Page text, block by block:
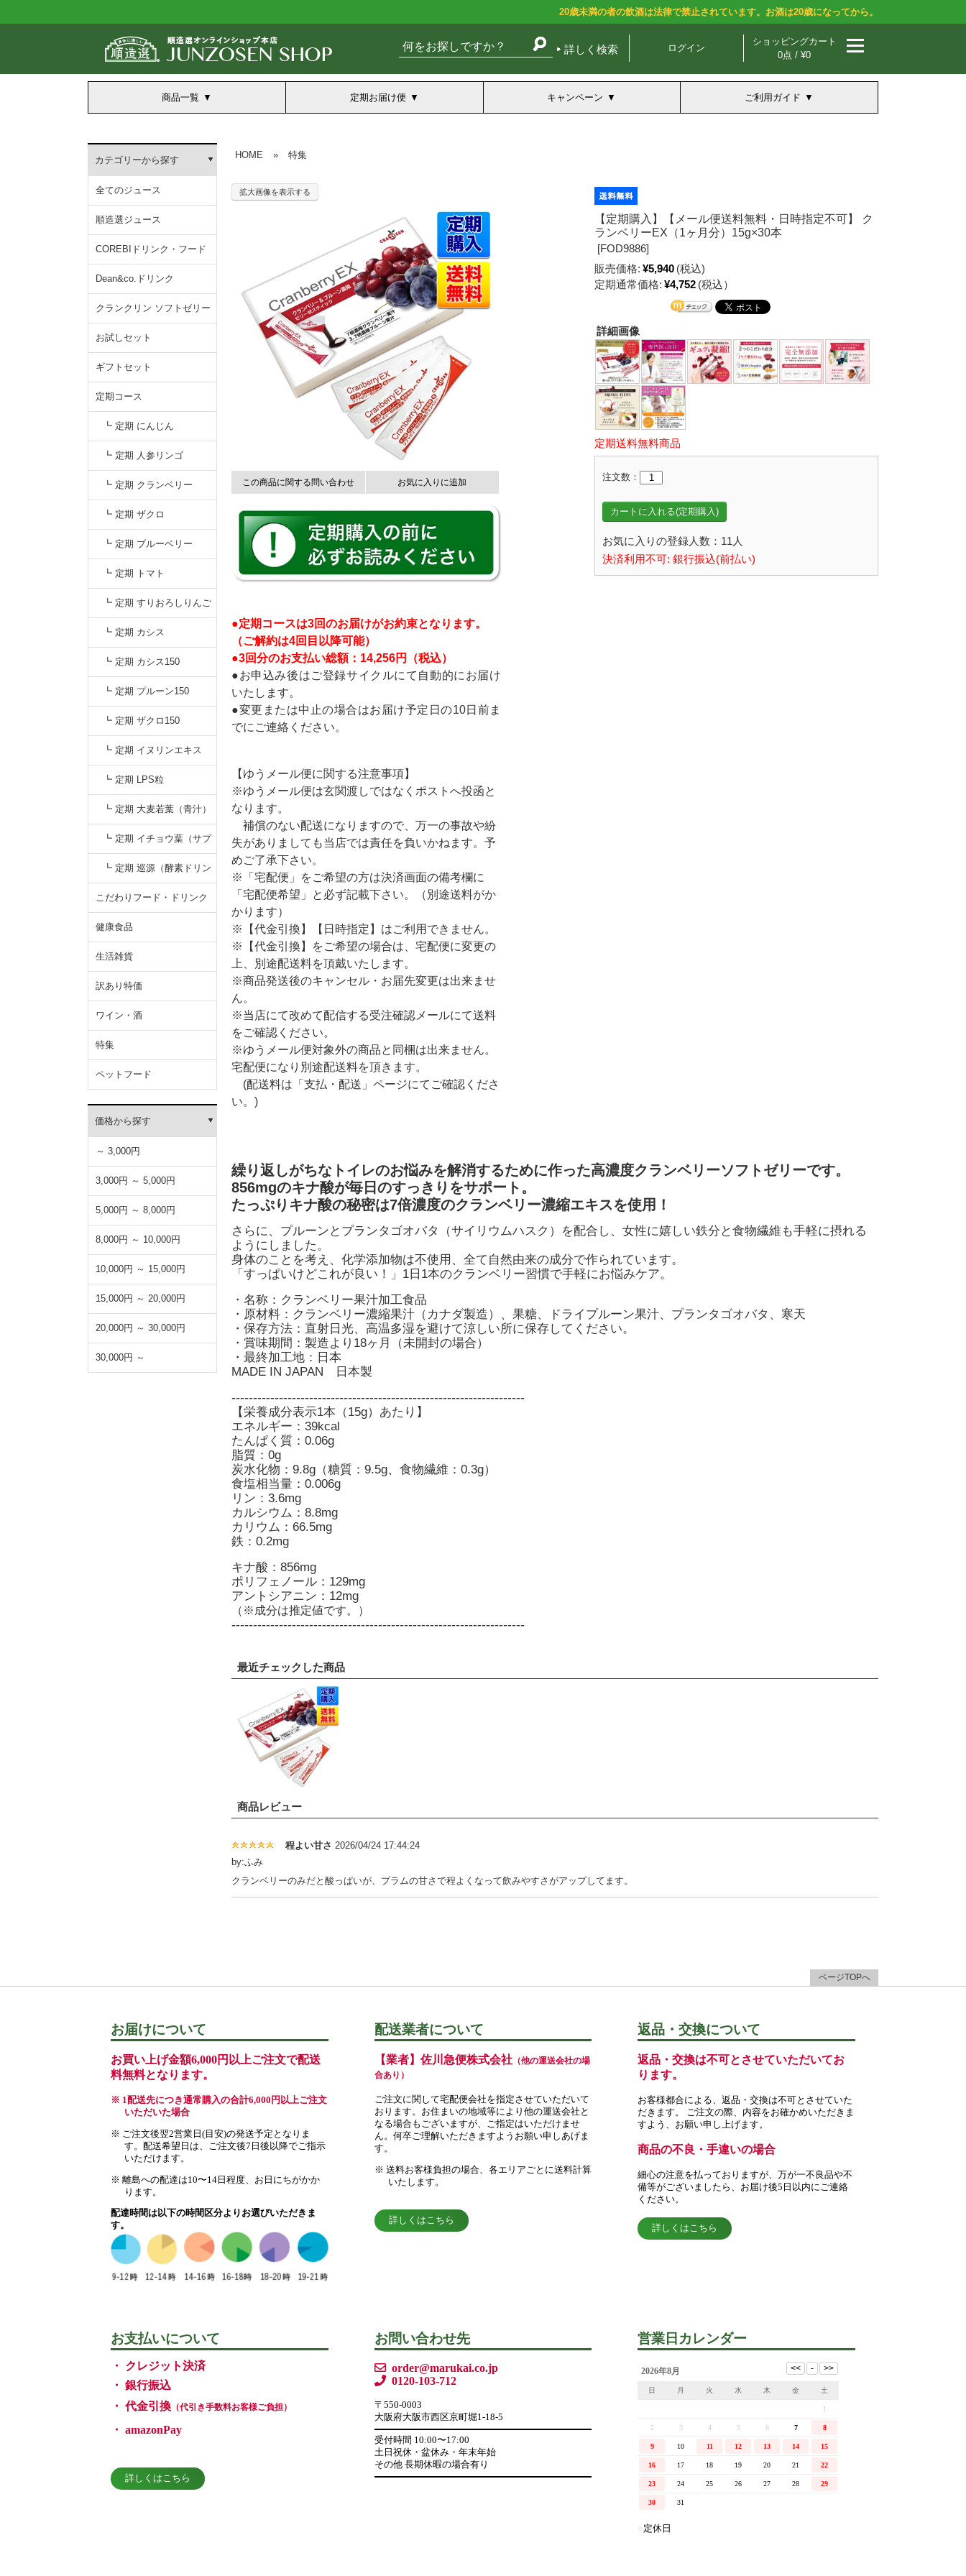
20歳未満の者の飲酒は法律で禁止されています。お酒は20歳になってから。
詳しく検索 ログイン
ショッピングカート
0点 / ¥0
商品一覧 定期お届け便 キャンペーン ご利用ガイド
カテゴリーから探す
全てのジュース
順造選ジュース
COREBIドリンク・フード
Dean&co.ドリンク
クランクリン ソフトゼリー
お試しセット
ギフトセット
定期コース
┗ 定期 にんじん
┗ 定期 人参リンゴ
┗ 定期 クランベリー
┗ 定期 ザクロ
┗ 定期 ブルーベリー
┗ 定期 トマト
┗ 定期 すりおろしりんご
汁
┗ 定期 カシス
┗ 定期 カシス150
┗ 定期 プルーン150
┗ 定期 ザクロ150
┗ 定期 イヌリンエキス
┗ 定期 LPS粒
┗ 定期 大麦若葉（青汁）
┗ 定期 イチョウ葉（サプ
リ）
┗ 定期 巡源（酵素ドリン
ク）
こだわりフード・ドリンク
健康食品
生活雑貨
訳あり特価
ワイン・酒
特集
ペットフード
価格から探す
～ 3,000円
3,000円 ～ 5,000円
5,000円 ～ 8,000円
8,000円 ～ 10,000円
10,000円 ～ 15,000円
15,000円 ～ 20,000円
20,000円 ～ 30,000円
30,000円 ～
HOME » 特集
拡大画像を表示する
この商品に関する問い合わせ お気に入りに追加
●定期コースは3回のお届けがお約束となります。
（ご解約は4回目以降可能）
●3回分のお支払い総額：14,256円（税込）
●お申込み後はご登録サイクルにて自動的にお届け
いたします。
●変更または中止の場合はお届け予定日の10日前ま
でにご連絡ください。
【ゆうメール便に関する注意事項】
※ゆうメール便は玄関渡しではなくポストへ投函と
なります。
補償のない配送になりますので、万一の事故や紛
失がありましても当店では責任を負いかねます。予
めご了承下さい。
※「宅配便」をご希望の方は決済画面の備考欄に
「宅配便希望」と必ず記載下さい。（別途送料がか
かります）
※【代金引換】【日時指定】はご利用できません。
※【代金引換】をご希望の場合は、宅配便に変更の
上、別途配送料を頂戴いたします。
※商品発送後のキャンセル・お届先変更は出来ませ
ん。
※当店にて改めて配信する受注確認メールにて送料
をご確認ください。
※ゆうメール便対象外の商品と同梱は出来ません。
宅配便になり別途配送料を頂きます。
(配送料は「支払・配送」ページにてご確認くださ
い。)
【定期購入】【メール便送料無料・日時指定不可】 ク
ランベリーEX（1ヶ月分）15g×30本
[FOD9886]
販売価格: ¥5,940 (税込)
定期通常価格: ¥4,752 (税込）
詳細画像
定期送料無料商品
注文数：
カートに入れる(定期購入)
お気に入りの登録人数：11人
決済利用不可: 銀行振込(前払い)
繰り返しがちなトイレのお悩みを解消するために作った高濃度クランベリーソフトゼリーです。
856mgのキナ酸が毎日のすっきりをサポート。
たっぷりキナ酸の秘密は7倍濃度のクランベリー濃縮エキスを使用！
さらに、プルーンとプランタゴオバタ（サイリウムハスク）を配合し、女性に嬉しい鉄分と食物繊維も手軽に摂れる
ようにしました。
身体のことを考え、化学添加物は不使用、全て自然由来の成分で作られています。
「すっぱいけどこれが良い！」1日1本のクランベリー習慣で手軽にお悩みケア。
・名称：クランベリー果汁加工食品
・原材料：クランベリー濃縮果汁（カナダ製造）、果糖、ドライプルーン果汁、プランタゴオバタ、寒天
・保存方法：直射日光、高温多湿を避けて涼しい所に保存してください。
・賞味期間：製造より18ヶ月
（未開封の場合）
・最終加工地：日本
MADE IN JAPAN 日本製
--------------------------------------------------------------------
【栄養成分表示1本（15g）あたり】
エネルギー：39kcal
たんぱく質：0.06g
脂質：0g
炭水化物：9.8g（糖質：9.5g、食物繊維：0.3g）
食塩相当量：0.006g
リン：3.6mg
カルシウム：8.8mg
カリウム：66.5mg
鉄：0.2mg
キナ酸：856mg
ポリフェノール：129mg
アントシアニン：12mg
（※成分は推定値です。）
--------------------------------------------------------------------
最近チェックした商品
商品レビュー
程よい甘さ 2026/04/24 17:44:24
by:ふみ
クランベリーのみだと酸っぱいが、プラムの甘さで程よくなって飲みやすさがアップしてます。
ページTOPへ